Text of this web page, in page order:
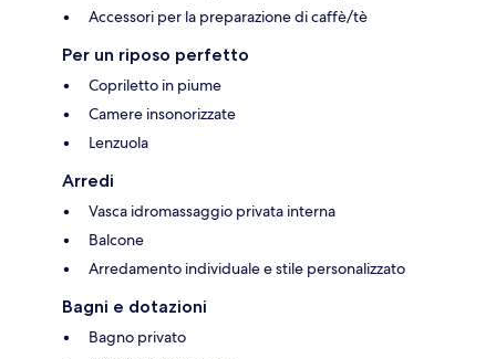
Accessori per la preparazione di caffè/tè
Per un riposo perfetto
Copriletto in piume
Camere insonorizzate
Lenzuola
Arredi
Vasca idromassaggio privata interna
Balcone
Arredamento individuale e stile personalizzato
Bagni e dotazioni
Bagno privato